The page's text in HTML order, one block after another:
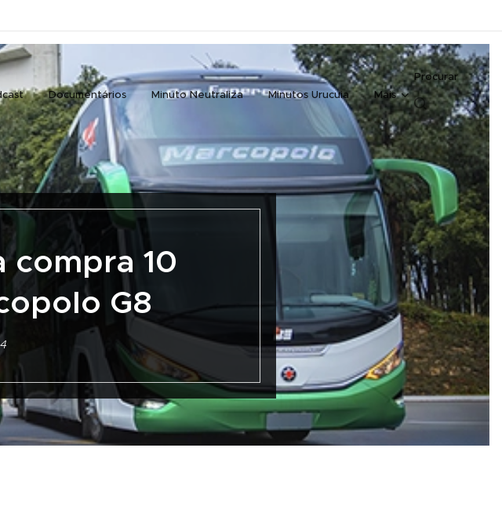
Documentários Minuto Neutraliza Minutos Urucuia Mais
Procurar
compra 10
G8